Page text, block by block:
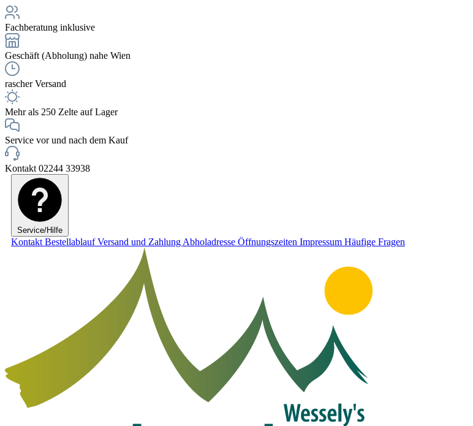
Fachberatung inklusive
Geschäft (Abholung) nahe Wien
rascher Versand
Mehr als 250 Zelte auf Lager
Service vor und nach dem Kauf
Kontakt 02244 33938
Service/Hilfe
Kontakt BestellablaufVersand und Zahlung Abholadresse Öffnungszeiten Impressum Häufige Fragen